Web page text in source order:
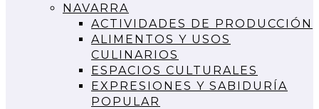
NAVARRA
ACTIVIDADES DE PRODUCCIÓN
ALIMENTOS Y USOS
CULINARIOS
ESPACIOS CULTURALES
EXPRESIONES Y SABIDURÍA
POPULAR